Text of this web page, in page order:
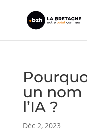
un nom
l’IA ?
Déc 2, 2023